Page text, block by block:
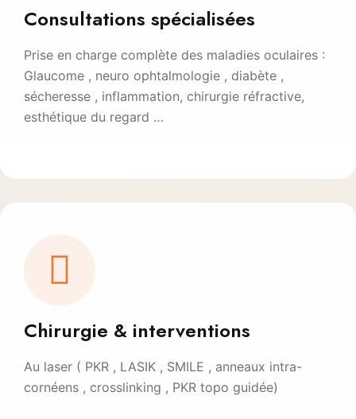
Consultations spécialisées
Prise en charge complète des maladies oculaires :
Glaucome , neuro ophtalmologie , diabète ,
sécheresse , inflammation, chirurgie réfractive,
esthétique du regard …
Chirurgie & interventions
Au laser ( PKR , LASIK , SMILE , anneaux intra-
cornéens , crosslinking , PKR topo guidée)